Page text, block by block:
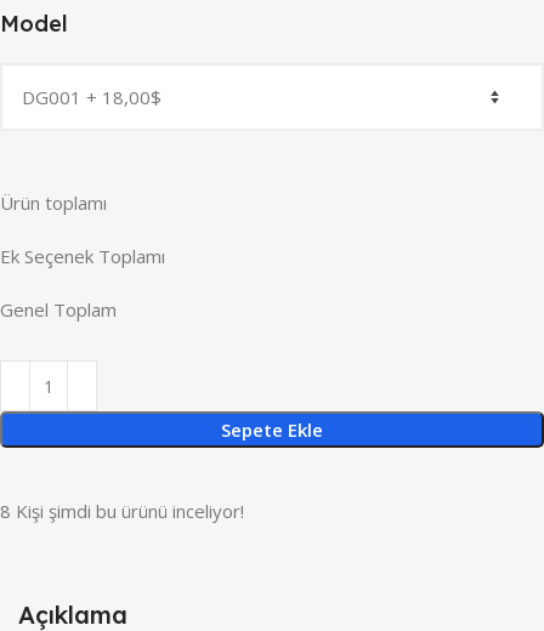
Model
Ürün toplamı
Ek Seçenek Toplamı
Genel Toplam
Sepete Ekle
8 Kişi şimdi bu ürünü inceliyor!
Açıklama